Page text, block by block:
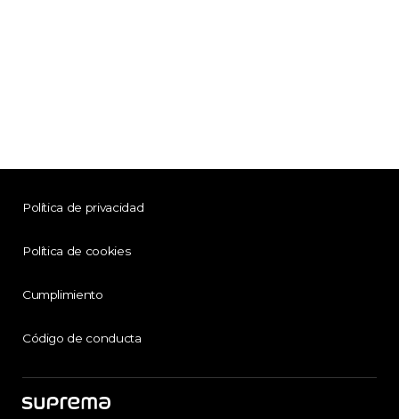
Política de privacidad
Política de cookies
Cumplimiento
Código de conducta